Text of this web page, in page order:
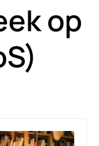
op